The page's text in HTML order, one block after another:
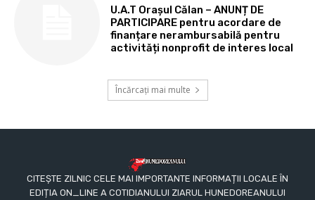
U.A.T Orașul Călan – ANUNȚ DE
PARTICIPARE pentru acordare de
finanțare nerambursabilă pentru
activități nonprofit de interes local
Încărcați mai multe
CITEȘTE ZILNIC CELE MAI IMPORTANTE INFORMAȚII LOCALE ÎN
EDIȚIA ON_LINE A COTIDIANULUI ZIARUL HUNEDOREANULUI